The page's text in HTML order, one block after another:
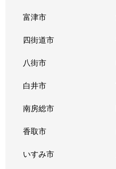
富津市
四街道市
八街市
白井市
南房総市
香取市
いすみ市